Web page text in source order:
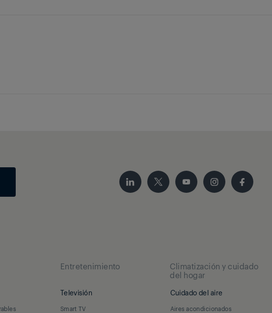
Entretenimiento
Televisión
Smart TV
Climatización y cuidado
del hogar
Cuidado del aire
Aires acondicionados